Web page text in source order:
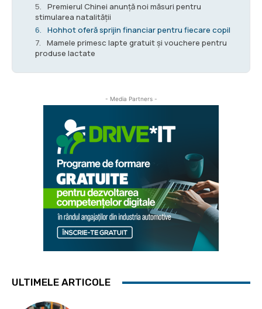
Premierul Chinei anunță noi măsuri pentru
stimularea natalității
Hohhot oferă sprijin financiar pentru fiecare copil
Mamele primesc lapte gratuit și vouchere pentru
produse lactate
- Media Partners -
ULTIMELE ARTICOLE